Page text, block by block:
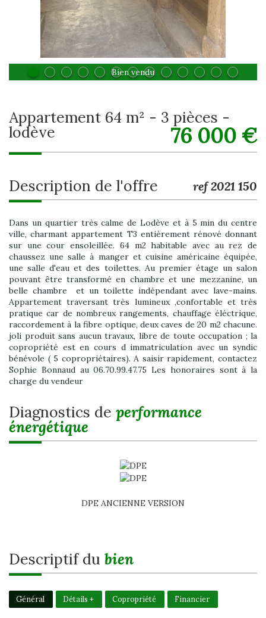
Bien vendu
appartement 64 m² - 3 pièces -
lodève 76 000 €
description de l'offre ref 2021 150
Dans un quartier très calme de Lodève et à 5 min du centre
ville, charmant appartement T3 entièrement rénové donnant
sur une cour ensoleillée. 64 m2 habitable avec au rez de
chaussez une salle à manger et cuisine américaine équipée,
une salle d'eau et des toilettes. Au premier étage un salon
pouvant être transformé en chambre et une mezzanine, un
belle chambre et un toilette indépendant avec lave-mains.
Appartement traversant très lumineux ,confortable et très
pratique car de nombreux rangements, chauffage éléctrique,
raccordement à la fibre optique, deux caves de 20 m2 chacune.
joli produit sans aucun travaux, libre de toute occupation ; la
copropriété est en cours d immatriculation avec un syndic
bénévole ( 5 copropriétaires). A saisir rapidement, contactez
Sophie Bonnaud au 06.70.99.47.75 Les honoraires sont à la
charge du vendeur
diagnostics de performance
énergétique
DPE ANCIENNE VERSION
descriptif du bien
Général Détails + Copropriété Financier